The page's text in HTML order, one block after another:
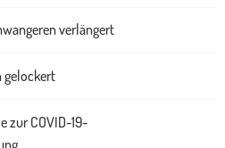
verlängert
gelockert
zur COVID-19-